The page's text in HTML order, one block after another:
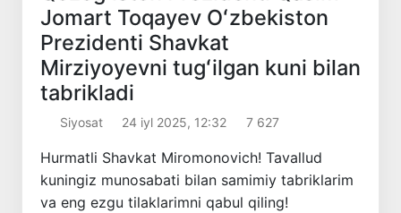
Jomart Toqayev Oʻzbekiston
Prezidenti Shavkat
Mirziyoyevni tugʻilgan kuni bilan
tabrikladi
Siyosat 24 iyl 2025, 12:32 7 627
Hurmatli Shavkat Miromonovich! Tavallud
kuningiz munosabati bilan samimiy tabriklarim
va eng ezgu tilaklarimni qabul qiling!